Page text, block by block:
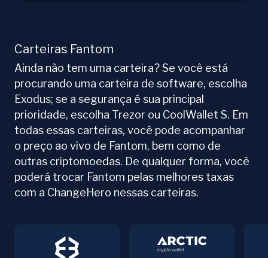
Carteiras Fantom
Ainda não tem uma carteira? Se você está
procurando uma carteira de software, escolha
Exodus; se a segurança é sua principal
prioridade, escolha Trezor ou CoolWallet S. Em
todas essas carteiras, você pode acompanhar
o preço ao vivo de Fantom, bem como de
outras criptomoedas. De qualquer forma, você
poderá trocar Fantom pelas melhores taxas
com a ChangeHero nessas carteiras.